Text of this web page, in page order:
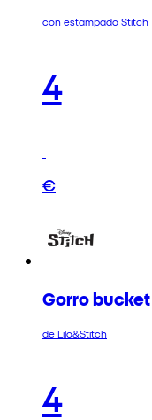
con estampado Stitch
4
€
Gorro
de Lilo&Stitch
4